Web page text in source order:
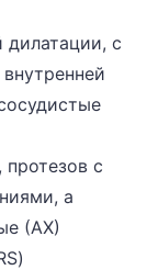
дилатации, с
с
а
(АХ)